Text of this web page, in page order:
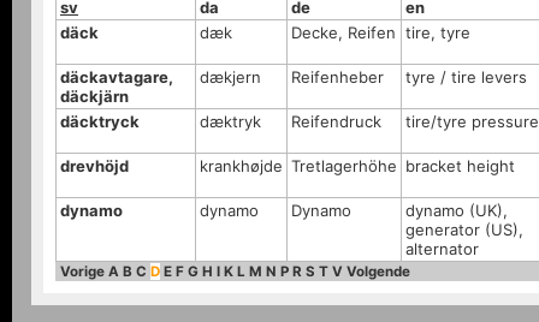
sv da de
en
däck
dæk Decke, Reifen tire, tyre
däckavtagare,
däckjärn
dækjern Reifenheber tyre / tire levers
däcktryck dæktryk Reifendruck tire/tyre pressure
drevhöjd krankhøjde Tretlagerhöhe bracket height
dynamo dynamo Dynamo
dynamo (UK),
generator (US),
alternator
Vorige A B C D E F G H I K L M N P R S T V Volgende